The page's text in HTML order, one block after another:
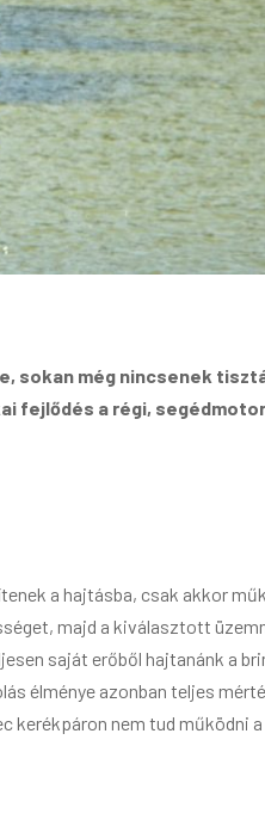
sokan még nincsenek
fejlődés a régi,
a hajtásba, csak akkor
majd a kiválasztott
saját erőből hajtanánk a
élménye azonban teljes
kerékpáron nem tud működni